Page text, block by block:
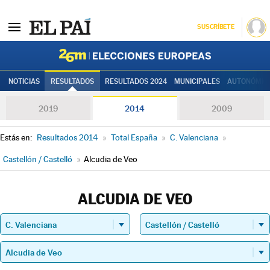
SUSCRÍBETE
NOTICIAS RESULTADOS RESULTADOS 2024 MUNICIPALES
2019 2014 2009
Estás en: Resultados 2014 » Total España » C. Valenciana »
Castellón / Castelló » Alcudia de Veo
ALCUDIA DE VEO